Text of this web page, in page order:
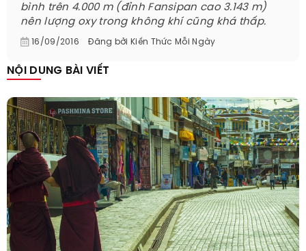
bình trên 4.000 m (đỉnh Fansipan cao 3.143 m)
nên lượng oxy trong không khí cũng khá thấp.
16/09/2016 Đăng bởi Kiến Thức Mỗi Ngày
NỘI DUNG BÀI VIẾT